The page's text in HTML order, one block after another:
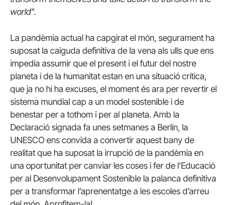
world”.
La pandèmia actual ha capgirat el món, segurament ha
suposat la caiguda definitiva de la vena als ulls que ens
impedia assumir que el present i el futur del nostre
planeta i de la humanitat estan en una situació crítica,
que ja no hi ha excuses, el moment és ara per revertir el
sistema mundial cap a un model sostenible i de
benestar per a tothom i per al planeta. Amb la
Declaració signada fa unes setmanes a Berlín, la
UNESCO ens convida a convertir aquest bany de
realitat que ha suposat la irrupció de la pandèmia en
una oportunitat per canviar les coses i fer de l’Educació
per al Desenvolupament Sostenible la palanca definitiva
per a transformar l’aprenentatge a les escoles d’arreu